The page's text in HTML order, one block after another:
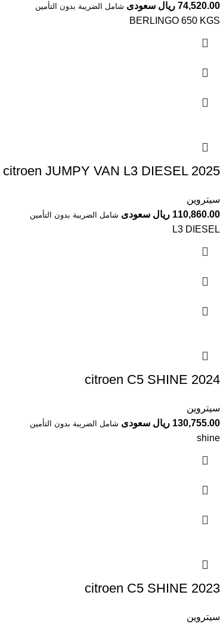
74,520.00 ريال سعودى
شامل الضريبة بدون التأمين
BERLINGO 650 KGS
سيتروين
110,860.00 ريال سعودى
شامل الضريبة بدون التأمين
L3 DIESEL
citroen C5 SHINE 2024⁩⁩
سيتروين
130,755.00 ريال سعودى
شامل الضريبة بدون التأمين
shine
سيتروين